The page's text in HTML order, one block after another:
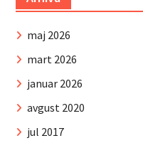
maj 2026
mart 2026
januar 2026
avgust 2020
jul 2017